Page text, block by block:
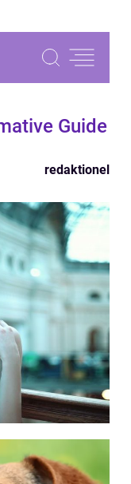
Guide
redaktionel